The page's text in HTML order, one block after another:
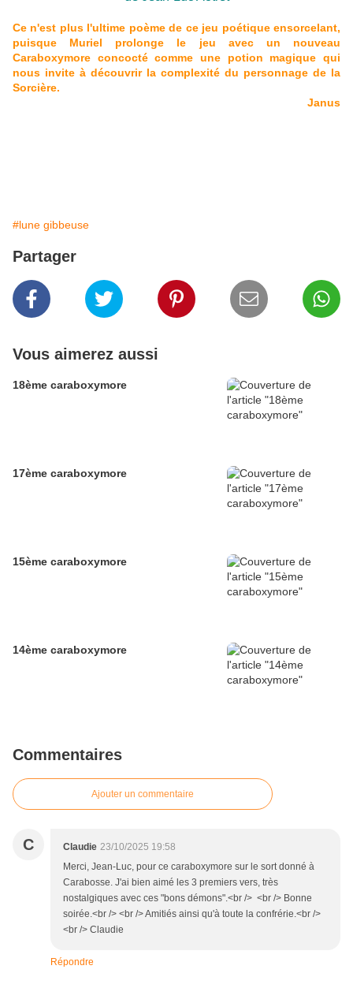
Ce n'est plus l'ultime poème de ce jeu poétique ensorcelant,
puisque Muriel prolonge le jeu avec un nouveau
Caraboxymore concocté comme une potion magique qui
nous invite à découvrir la complexité du personnage de la
Sorcière.
Janus
#lune gibbeuse
Partager
Vous aimerez aussi
18ème caraboxymore
17ème caraboxymore
15ème caraboxymore
14ème caraboxymore
Commentaires
Ajouter un commentaire
C Claudie 23/10/2025 19:58
Merci, Jean-Luc, pour ce caraboxymore sur le sort donné à
Carabosse. J'ai bien aimé les 3 premiers vers, très
nostalgiques avec ces "bons démons".<br /> <br /> Bonne
soirée.<br /> <br /> Amitiés ainsi qu'à toute la confrérie.<br />
<br /> Claudie
Répondre